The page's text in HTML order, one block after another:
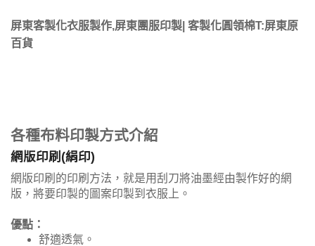
屏東客製化衣服製作,屏東團服印製| 客製化圓領棉T:屏東原
百貨
各種布料印製方式介紹
網版印刷(絹印)
網版印刷的印刷方法，就是用刮刀將油墨經由製作好的網
版，將要印製的圖案印製到衣服上。
優點：
舒適透氣。